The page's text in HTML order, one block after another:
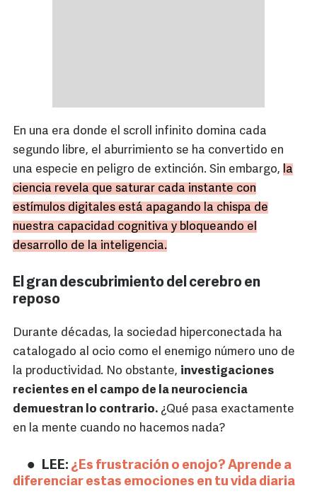
En una era donde el scroll infinito domina cada
segundo libre, el aburrimiento se ha convertido en
una especie en peligro de extinción. Sin embargo, la
ciencia revela que saturar cada instante con
estímulos digitales está apagando la chispa de
nuestra capacidad cognitiva y bloqueando el
desarrollo de la inteligencia.
El gran descubrimiento del cerebro en
reposo
Durante décadas, la sociedad hiperconectada ha
catalogado al ocio como el enemigo número uno de
la productividad. No obstante, investigaciones
recientes en el campo de la neurociencia
demuestran lo contrario. ¿Qué pasa exactamente
en la mente cuando no hacemos nada?
LEE: ¿Es frustración o enojo? Aprende a
diferenciar estas emociones en tu vida diaria